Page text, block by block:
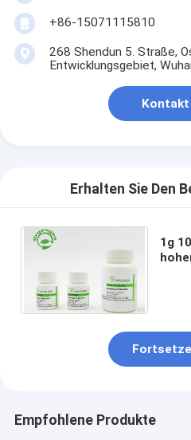
+86-15071115810
268 Shendun 5. Straße,
Entwicklungsgebiet,
Kontakt
Erhalten Sie Den
1g
Empfohlene Produkte